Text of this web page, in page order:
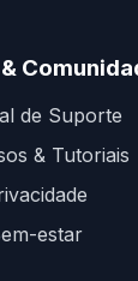
de Suporte
& Tutoriais
estar